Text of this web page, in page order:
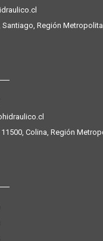
Santiago, Región
Colina, Región